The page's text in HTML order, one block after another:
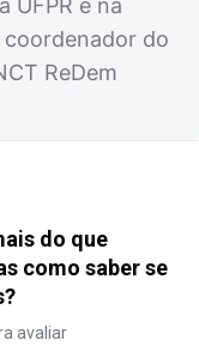
UFPR e na
coordenador do
ReDem
do que
como saber se
avaliar